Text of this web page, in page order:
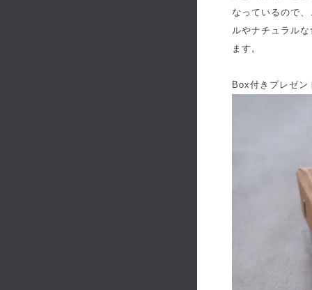
なっているので
ルやナチュラル
ます。
Box付きプレゼ